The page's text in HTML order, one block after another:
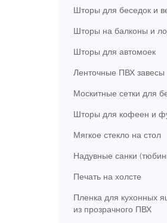
Шторы для беседок и
Шторы на балконы и
Шторы для автомоек
Ленточные ПВХ завесы
Москитные сетки для
Шторы для кофеен и
Мягкое стекло на стол
Надувные санки
Печать на холсте
Пленка для кухонных
из прозрачного ПВХ